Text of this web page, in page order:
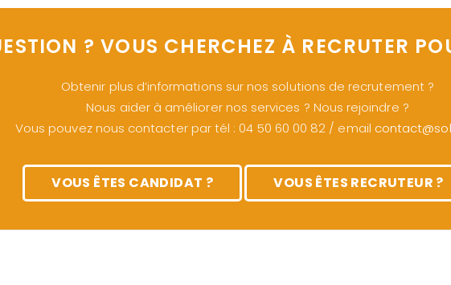
? VOUS CHERCHEZ À RECRUTER
Obtenir plus d’informations sur nos solutions de recrutement ?
Nous aider à améliorer nos services ? Nous rejoindre ?
Vous pouvez nous contacter par tél : 04 50 60 00 82 / email
VOUS ÊTES CANDIDAT ? VOUS ÊTES RECRUTEUR ?